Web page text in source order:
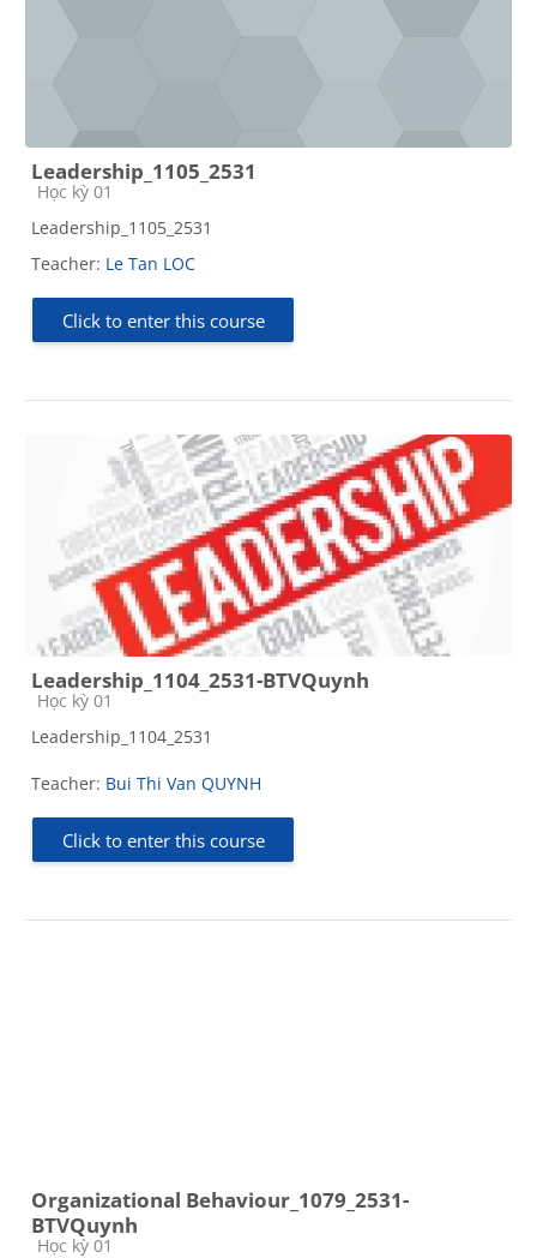
Leadership_1105_2531
Course category
Học kỳ 01
Leadership_1105_2531
Teacher: Le Tan LOC
Click to enter this course
Leadership_1104_2531-BTVQuynh
Course category
Học kỳ 01
Leadership_1104_2531
Teacher: Bui Thi Van QUYNH
Click to enter this course
Organizational Behaviour_1079_2531-
BTVQuynh
Course category
Học kỳ 01